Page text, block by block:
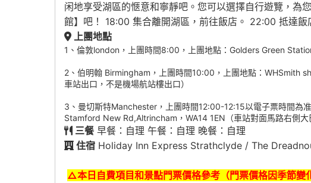
闲地享受湖區的愜意和寧靜吧。您可以選擇自行遊覽，為
館】吧！ 18:00 集合離開湖區，前往飯店。 22:00 抵達飯
上團地點
1、倫敦london，上團時間8:00，上團地點：Golders Green
2、伯明翰 Birmingham，上團時間10:00，上團地點：WHSmith
車站出口，不是機場航站樓出口）
3、曼切斯特Manchester，上團時間12:00-12:15以電子票時間為
Stamford New Rd,Altrincham，WA14 1EN（車站對面馬路右側大
三餐早餐：自理 午餐：自理 晚餐：自理
住宿 Holiday Inn Express Strathclyde / The
△本日自費項目和景點門票價格參考（門票價格因季節